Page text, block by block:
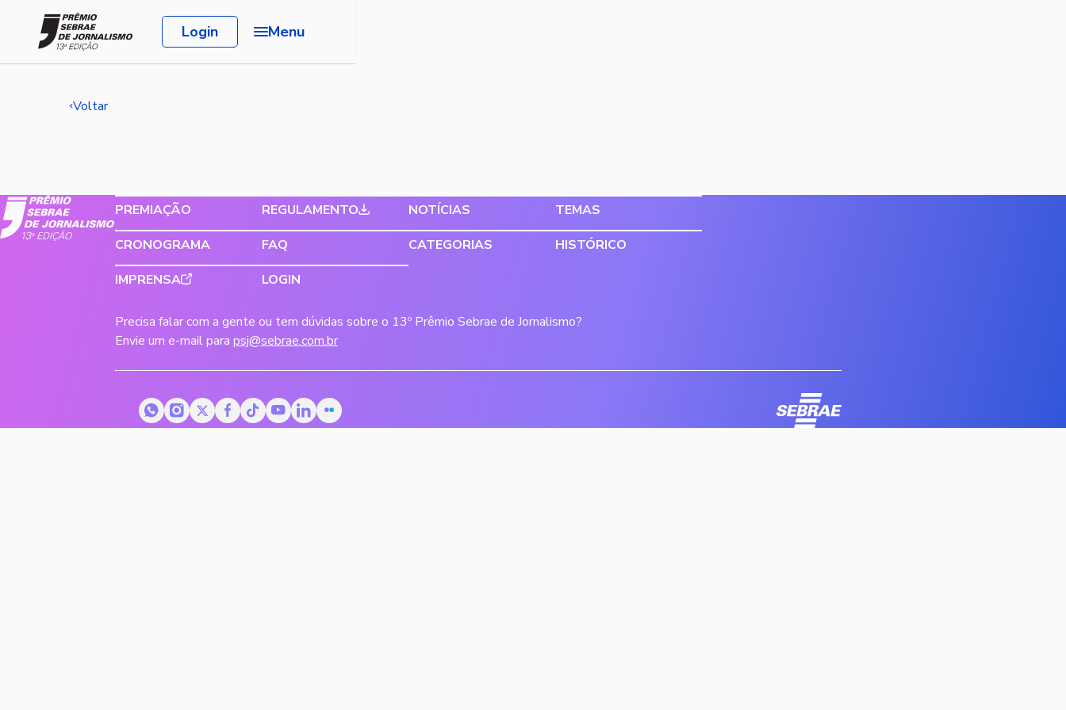
Login Menu
Voltar
PREMIAÇÃO REGULAMENTO NOTÍCIAS
TEMAS
CRONOGRAMA
FAQ CATEGORIAS
HISTÓRICO
IMPRENSA
LOGIN
Precisa falar com a gente ou tem dúvidas sobre o 13º Prêmio Sebrae de Jornalismo?
Envie um e-mail para psj@sebrae.com.br